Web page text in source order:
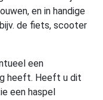
en in handige
de fiets, scooter
een
heeft. Heeft u dit
een haspel